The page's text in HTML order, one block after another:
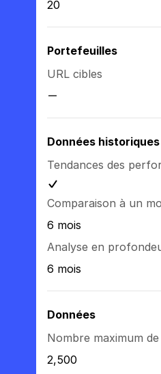
20
Portefeuilles
URL cibles
Données historiques
Tendances des
Comparaison à un
6 mois
Analyse en
6 mois
Données
Nombre maximum
2,500